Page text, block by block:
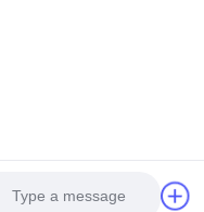
Ltd.. All Rights